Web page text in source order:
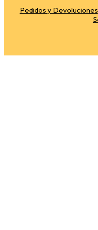
Pedidos y Devoluciones